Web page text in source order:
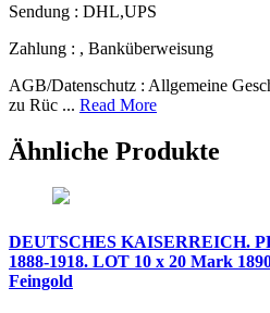
Sendung : DHL,UPS
Zahlung : , Banküberweisung
AGB/Datenschutz : Allgemeine
zu Rüc ... Read More
Ähnliche Produkte
DEUTSCHES KAISERREICH.
1888-1918. LOT 10 x 20 Mark
Feingold